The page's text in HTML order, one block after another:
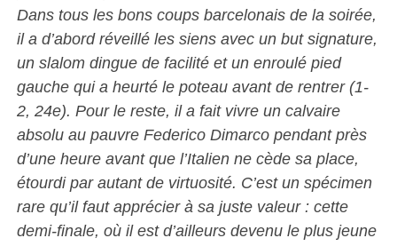
Dans tous les bons coups barcelonais de la soirée,
il a d’abord réveillé les siens avec un but signature,
un slalom dingue de facilité et un enroulé pied
gauche qui a heurté le poteau avant de rentrer (1-
2, 24e). Pour le reste, il a fait vivre un calvaire
absolu au pauvre Federico Dimarco pendant près
d’une heure avant que l’Italien ne cède sa place,
étourdi par autant de virtuosité. C’est un spécimen
rare qu’il faut apprécier à sa juste valeur : cette
demi-finale, où il est d’ailleurs devenu le plus jeune